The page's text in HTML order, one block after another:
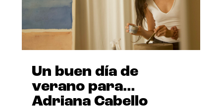
Un buen día de
verano para…
Adriana Cabello